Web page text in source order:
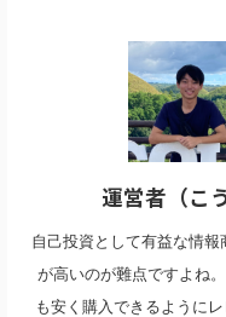
運営者（こ
自己投資として有益な情報
が高いのが難点ですよね
も安く購入できるように